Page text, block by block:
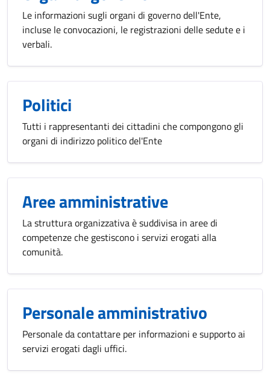
Le informazioni sugli organi di governo dell'Ente,
incluse le convocazioni, le registrazioni delle sedute e i
verbali.
Politici
Tutti i rappresentanti dei cittadini che compongono gli
organi di indirizzo politico del'Ente
Aree amministrative
La struttura organizzativa è suddivisa in aree di
competenze che gestiscono i servizi erogati alla
comunità.
Personale amministrativo
Personale da contattare per informazioni e supporto ai
servizi erogati dagli uffici.